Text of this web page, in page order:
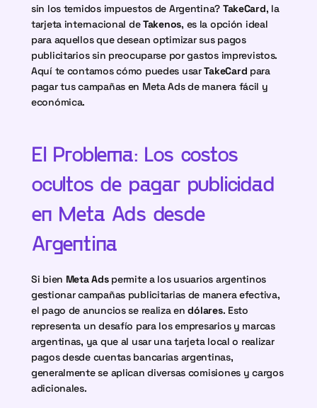
sin los temidos impuestos de Argentina? TakeCard, la
tarjeta internacional de Takenos, es la opción ideal
para aquellos que desean optimizar sus pagos
publicitarios sin preocuparse por gastos imprevistos.
Aquí te contamos cómo puedes usar TakeCard para
pagar tus campañas en Meta Ads de manera fácil y
económica.
El Problema: Los costos
ocultos de pagar publicidad
en Meta Ads desde
Argentina
Si bien Meta Ads permite a los usuarios argentinos
gestionar campañas publicitarias de manera efectiva,
el pago de anuncios se realiza en dólares. Esto
representa un desafío para los empresarios y marcas
argentinas, ya que al usar una tarjeta local o realizar
pagos desde cuentas bancarias argentinas,
generalmente se aplican diversas comisiones y cargos
adicionales.